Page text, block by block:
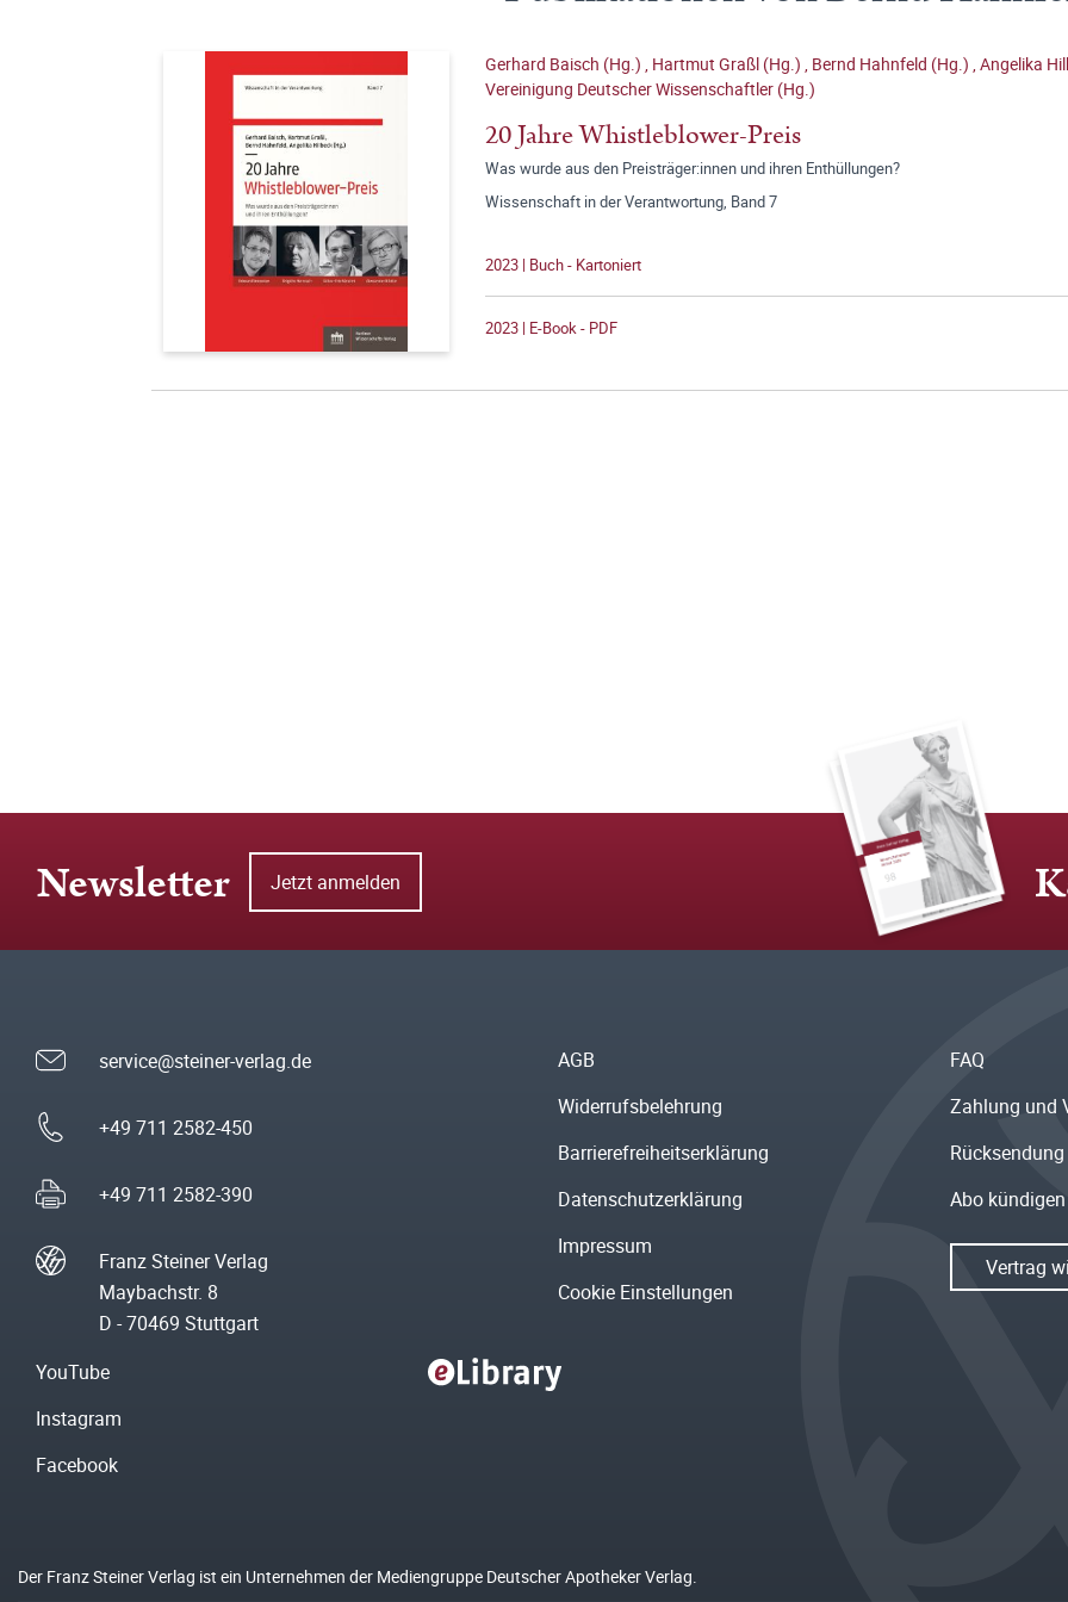
Gerhard Baisch (Hg.) , Hartmut Graßl (Hg.) , Bernd Hahnfeld (Hg.) ,Angelika
Vereinigung Deutscher Wissenschaftler (Hg.)
20 Jahre Whistleblower-Preis
Was wurde aus den Preisträger:innen und ihren Enthüllungen?
Wissenschaft in der Verantwortung, Band 7
2023 | Buch - Kartoniert
2023 | E-Book - PDF
Newsletter Jetzt anmelden
service@steiner-verlag.de
+49 711 2582-450
+49 711 2582-390
Franz Steiner Verlag
Maybachstr. 8
D - 70469 Stuttgart
AGB
Widerrufsbelehrung
Barrierefreiheitserklärung
Datenschutzerklärung
Impressum
Cookie Einstellungen
FAQ
Zahlung und
Rücksendung
Abo kündigen
Vertrag
YouTube
Instagram
Facebook
Der Franz Steiner Verlag ist ein Unternehmen der Mediengruppe Deutscher Apotheker Verlag.